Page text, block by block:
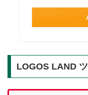
LOGOS LAND